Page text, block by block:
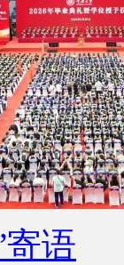
语